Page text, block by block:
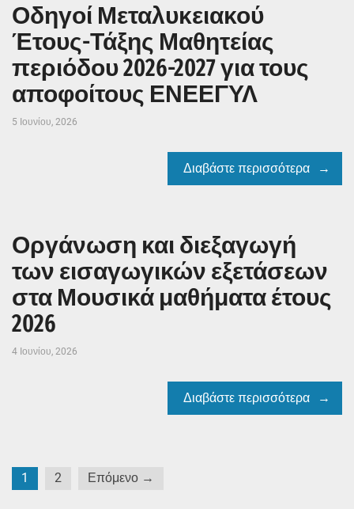
Οδηγοί Μεταλυκειακού
Έτους-Τάξης Μαθητείας
περιόδου 2026-2027 για τους
αποφοίτους ΕΝΕΕΓΥΛ
5 Ιουνίου, 2026
Διαβάστε περισσότερα
Οργάνωση και διεξαγωγή
των εισαγωγικών εξετάσεων
στα Μουσικά μαθήματα έτους
2026
4 Ιουνίου, 2026
Διαβάστε περισσότερα
Σελιδοποίηση
άρθρων
1 2 Επόμενο →